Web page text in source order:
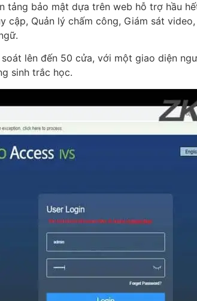
tảng bảo mật dựa trên web hỗ trợ hầu
cập, Quản lý chấm công, Giám sát
lên đến 50 cửa, với một giao diện
sinh trắc học.